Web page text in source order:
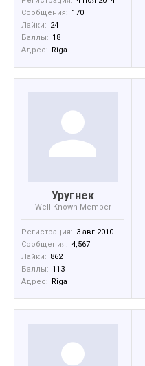
Сообщения: 170
Лайки: 24
Баллы: 18
Адрес: Riga
Уругнек
Well-Known Member
Регистрация: 3 авг 2010
Сообщения: 4,567
Лайки: 862
Баллы: 113
Адрес: Riga